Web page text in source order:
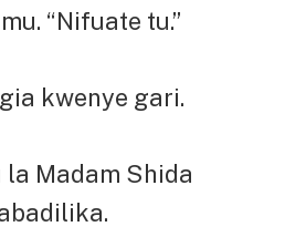
“Nifuate tu.”
kwenye gari.
la Madam Shida